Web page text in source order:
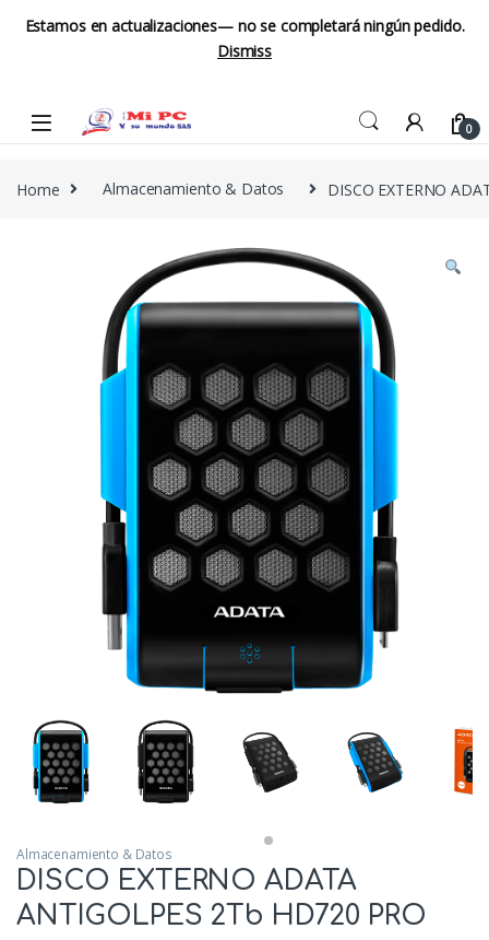
Skip to navigation
Skip to content
0
Home Almacenamiento & Datos DISCO EXTERNO
Almacenamiento & Datos
DISCO EXTERNO ADATA
ANTIGOLPES 2Tb HD720 PRO
Estamos en actualizaciones— no se completará ningún pedido.
Dismiss